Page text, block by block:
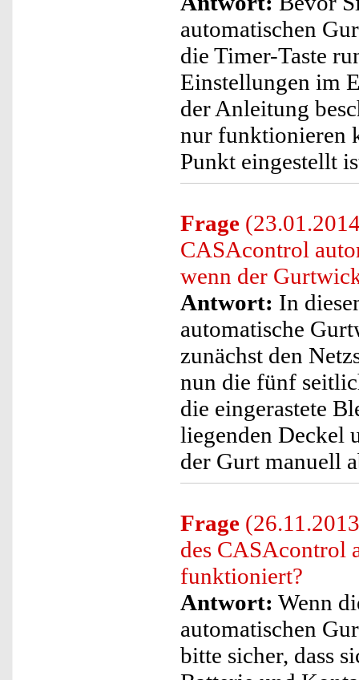
automatischen
die Timer-Taste
Einstellungen im
der Anleitung
nur funktionieren
Punkt eingestellt
Frage
CASAcontrol
wenn der
Antwort: In
automatische
zunächst den
nun die fünf
die eingerastete
liegenden Deckel
der Gurt manuell
Frage
des CASAcontrol
funktioniert?
Antwort: Wenn
automatischen
bitte sicher, dass